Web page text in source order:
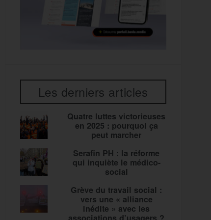
Les derniers articles
Quatre luttes victorieuses
en 2025 : pourquoi ça
peut marcher
Serafin PH : la réforme
qui inquiète le médico-
social
Grève du travail social :
vers une « alliance
inédite » avec les